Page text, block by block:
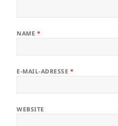
NAME *
E-MAIL-ADRESSE *
WEBSITE